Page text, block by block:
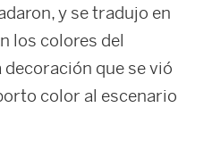
y se tradujo en
los colores del
que se vió
color al escenario